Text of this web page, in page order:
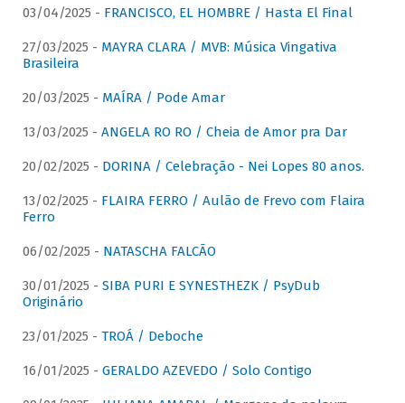
03/04/2025 - FRANCISCO, EL HOMBRE / Hasta El Final
27/03/2025 - MAYRA CLARA / MVB: Música Vingativa
Brasileira
20/03/2025 - MAÍRA / Pode Amar
13/03/2025 - ANGELA RO RO / Cheia de Amor pra Dar
20/02/2025 - DORINA / Celebração - Nei Lopes 80 anos.
13/02/2025 - FLAIRA FERRO / Aulão de Frevo com Flaira
Ferro
06/02/2025 - NATASCHA FALCÃO
30/01/2025 - SIBA PURI E SYNESTHEZK / PsyDub
Originário
23/01/2025 - TROÁ / Deboche
16/01/2025 - GERALDO AZEVEDO / Solo Contigo